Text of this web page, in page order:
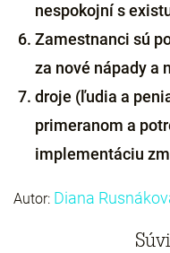
nespokojní s
Zamestnanci sú
za nové nápady a
droje (ľudia a
primeranom a
implementáciu
Autor: Diana